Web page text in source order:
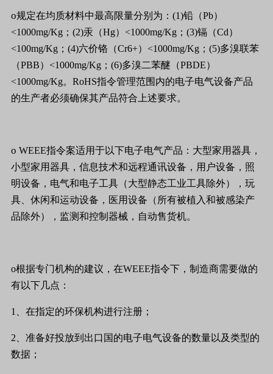
o规定在均质材料中最高限量分别为： (1)铅（Pb）
<1000mg/Kg ； (2)汞（Hg） <1000mg/Kg ； (3)镉（Cd）
<100mg/Kg ； (4)六价铬（Cr6+） <1000mg/Kg ； (5)多溴联苯
（PBB） <1000mg/Kg ； (6)多溴二苯醚（PBDE）
<1000mg/Kg。 RoHS指令管理范围内的电子电气设备产品
的生产者必须确保其产品符合上述要求。
o WEEE指令案适用于以下电子电气产品：大型家用器具，
小型家用器具，信息技术和远程通讯设备，用户设备，照
明设备，电气和电子工具（大型静态工业工具除外），玩
具、休闲和运动设备，医用设备（所有被植入和被感染产
品除外），监测和控制器械，自动售货机。
o根据专门机构的建议，在WEEE指令下，制造商需要做的
有以下几点：
1 、在指定的环保机构进行注册；
2 、准备好投放到出口国的电子电气设备的数量以及类型的
数据；